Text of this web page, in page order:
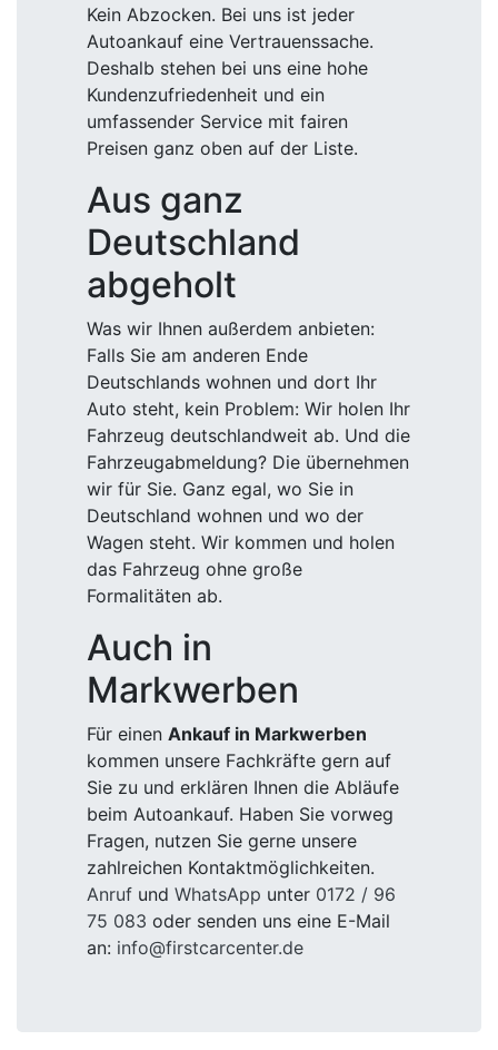
Kein Abzocken. Bei uns ist jeder
Autoankauf eine Vertrauenssache.
Deshalb stehen bei uns eine hohe
Kundenzufriedenheit und ein
umfassender Service mit fairen
Preisen ganz oben auf der Liste.
Aus ganz
Deutschland
abgeholt
Was wir Ihnen außerdem anbieten:
Falls Sie am anderen Ende
Deutschlands wohnen und dort Ihr
Auto steht, kein Problem: Wir holen Ihr
Fahrzeug deutschlandweit ab. Und die
Fahrzeugabmeldung? Die übernehmen
wir für Sie. Ganz egal, wo Sie in
Deutschland wohnen und wo der
Wagen steht. Wir kommen und holen
das Fahrzeug ohne große
Formalitäten ab.
Auch in
Markwerben
Für einen Ankauf in Markwerben
kommen unsere Fachkräfte gern auf
Sie zu und erklären Ihnen die Abläufe
beim Autoankauf. Haben Sie vorweg
Fragen, nutzen Sie gerne unsere
zahlreichen Kontaktmöglichkeiten.
Anruf und WhatsApp unter 0172 / 96
75 083 oder senden uns eine E-Mail
an: info@firstcarcenter.de